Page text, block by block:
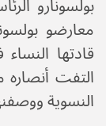
معارضو
قادتها
التفت أنصاره
النسوية